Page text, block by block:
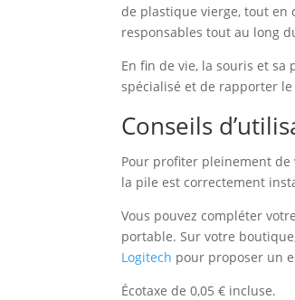
de plastique vierge, tout en
responsables tout au long
En fin de vie, la souris et
spécialisé et de rapporter
Conseils
Pour profiter pleinement
la pile est correctement
Vous pouvez compléter
portable. Sur votre
Logitech pour proposer un
Écotaxe de 0,05 € incluse.